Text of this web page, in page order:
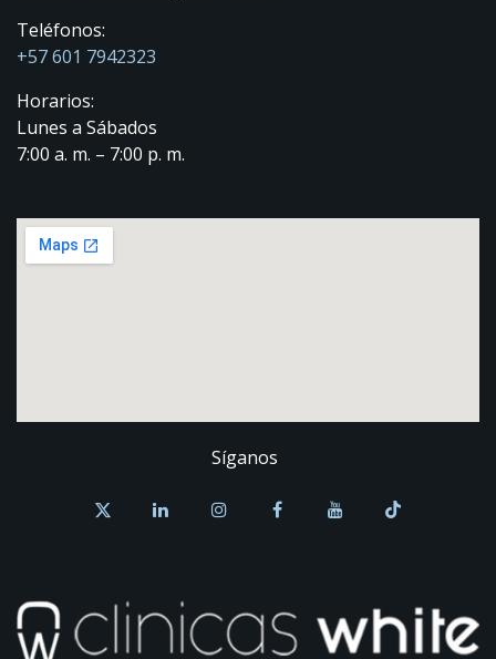
Teléfonos:
+57 601 7942323
Horarios:
Lunes a Sábados
7:00 a. m. – 7:00 p. m.
Síganos